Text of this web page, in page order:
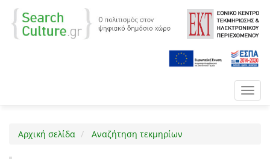
Αρχική σελίδα Αναζήτηση τεκμηρίων